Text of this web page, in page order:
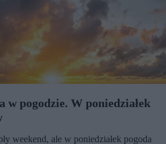
w pogodzie. W poniedziałek
weekend, ale w poniedziałek pogoda